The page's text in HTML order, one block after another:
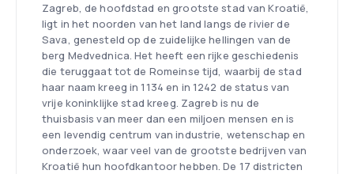
Zagreb, de hoofdstad en grootste stad van Kroatië,
ligt in het noorden van het land langs de rivier de
Sava, genesteld op de zuidelijke hellingen van de
berg Medvednica. Het heeft een rijke geschiedenis
die teruggaat tot de Romeinse tijd, waarbij de stad
haar naam kreeg in 1134 en in 1242 de status van
vrije koninklijke stad kreeg. Zagreb is nu de
thuisbasis van meer dan een miljoen mensen en is
een levendig centrum van industrie, wetenschap en
onderzoek, waar veel van de grootste bedrijven van
Kroatië hun hoofdkantoor hebben. De 17 districten